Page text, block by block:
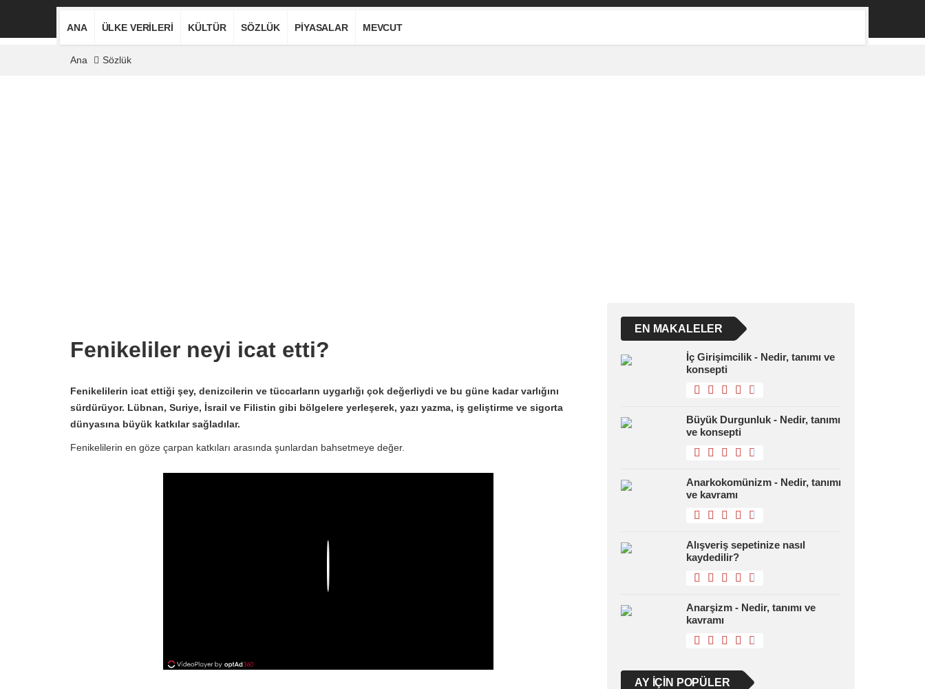
ANA ÜLKE VERILERI KÜLTÜR SÖZLÜK PIYASALAR MEVCUT
Ana Sözlük
Fenikeliler neyi icat etti?
Fenikelilerin icat ettiği şey, denizcilerin ve tüccarların uygarlığı çok değerliydi ve bu güne kadar varlığını
sürdürüyor. Lübnan, Suriye, İsrail ve Filistin gibi bölgelere yerleşerek, yazı yazma, iş geliştirme ve sigorta
dünyasına büyük katkılar sağladılar.
Fenikelilerin en göze çarpan katkıları arasında şunlardan bahsetmeye değer.
EN MAKALELER
İç Girişimcilik - Nedir, tanımı ve
konsepti
Büyük Durgunluk - Nedir, tanımı
ve konsepti
Anarkokomünizm - Nedir, tanımı
ve kavramı
Alışveriş sepetinize nasıl
kaydedilir?
Anarşizm - Nedir, tanımı ve
kavramı
AY IÇIN POPÜLER